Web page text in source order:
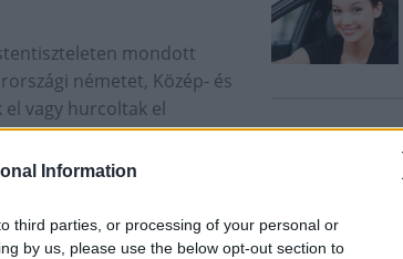
Information
third parties, or processing of your personal or
by us, please use the below opt-out section to
mondott
németet, Közép- és
vagy hurcoltak el
sorozatának. Nem
Magyarországon a